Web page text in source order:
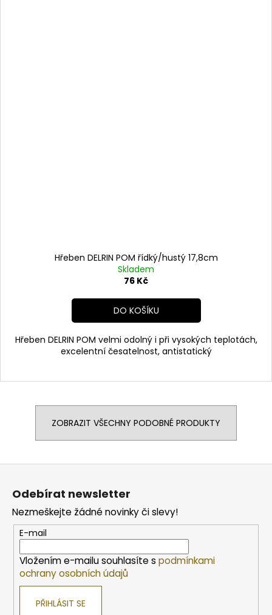
Hřeben DELRIN POM řídký/hustý 17,8cm
Skladem
76 Kč
DO KOŠÍKU
Hřeben DELRIN POM velmi odolný i při vysokých teplotách,
excelentní česatelnost, antistatický
ZOBRAZIT VŠECHNY PODOBNÉ PRODUKTY
Z
Odebírat newsletter
Nezmeškejte žádné novinky či slevy!
E-mail
Vložením e-mailu souhlasíte s podmínkami
ochrany osobních údajů
PŘIHLÁSIT SE